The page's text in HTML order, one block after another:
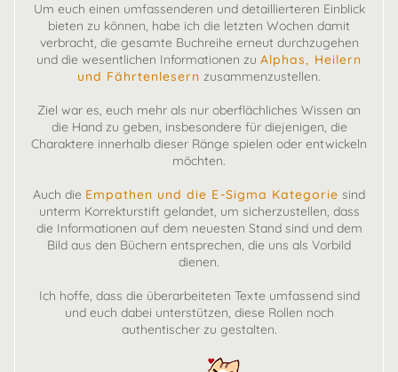
Um euch einen umfassenderen und detaillierteren Einblick
bieten zu können, habe ich die letzten Wochen damit
verbracht, die gesamte Buchreihe erneut durchzugehen
und die wesentlichen Informationen zuAlphas, Heilern
und Fährtenlesern zusammenzustellen.
Ziel war es, euch mehr als nur oberflächliches Wissen an
die Hand zu geben, insbesondere für diejenigen, die
Charaktere innerhalb dieser Ränge spielen oder entwickeln
möchten.
Auch die Empathen und die E-Sigma Kategorie sind
unterm Korrekturstift gelandet, um sicherzustellen, dass
die Informationen auf dem neuesten Stand sind und dem
Bild aus den Büchern entsprechen, die uns als Vorbild
dienen.
Ich hoffe, dass die überarbeiteten Texte umfassend sind
und euch dabei unterstützen, diese Rollen noch
authentischer zu gestalten.